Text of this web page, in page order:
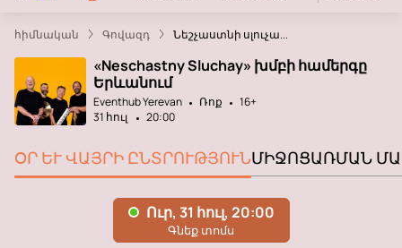
հիմնական Գովազդ Նեշչաստնի սլուչա...
«Neschastny Sluchay» խմբի համերգը
Երևանում
Eventhub Yerevan Ռոք
16+
31 հուլ
20:00
ՕՐ ԵՒ ՎԱՅՐԻ ԸՆՏՐՈՒԹՅՈՒՆ ՄԻՋՈՑԱՌՄԱՆ